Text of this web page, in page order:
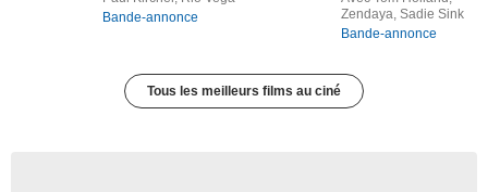
Bande-annonce
Zendaya, Sadie Sink
Bande-annonce
Tous les meilleurs films au ciné